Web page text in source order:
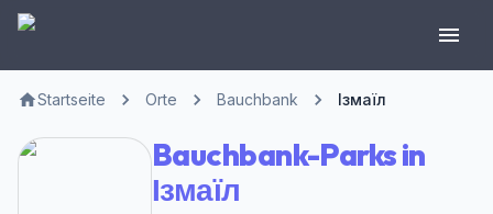
Startseite Orte Bauchbank Ізмаїл
Bauchbank-Parks in
Ізмаїл